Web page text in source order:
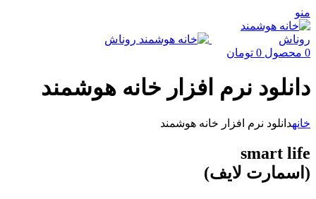
منو
0 محصول 0 تومان
دانلود نرم افزار خانه هوشمند
خانهدانلود نرم افزار خانه هوشمند
smart life
(اسمارت لایف)